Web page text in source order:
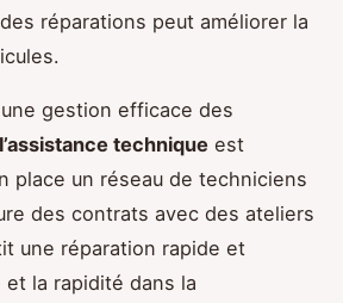
réparations peut améliorer la
gestion efficace des
technique est
place un réseau de techniciens
des contrats avec des ateliers
une réparation rapide et
la rapidité dans la